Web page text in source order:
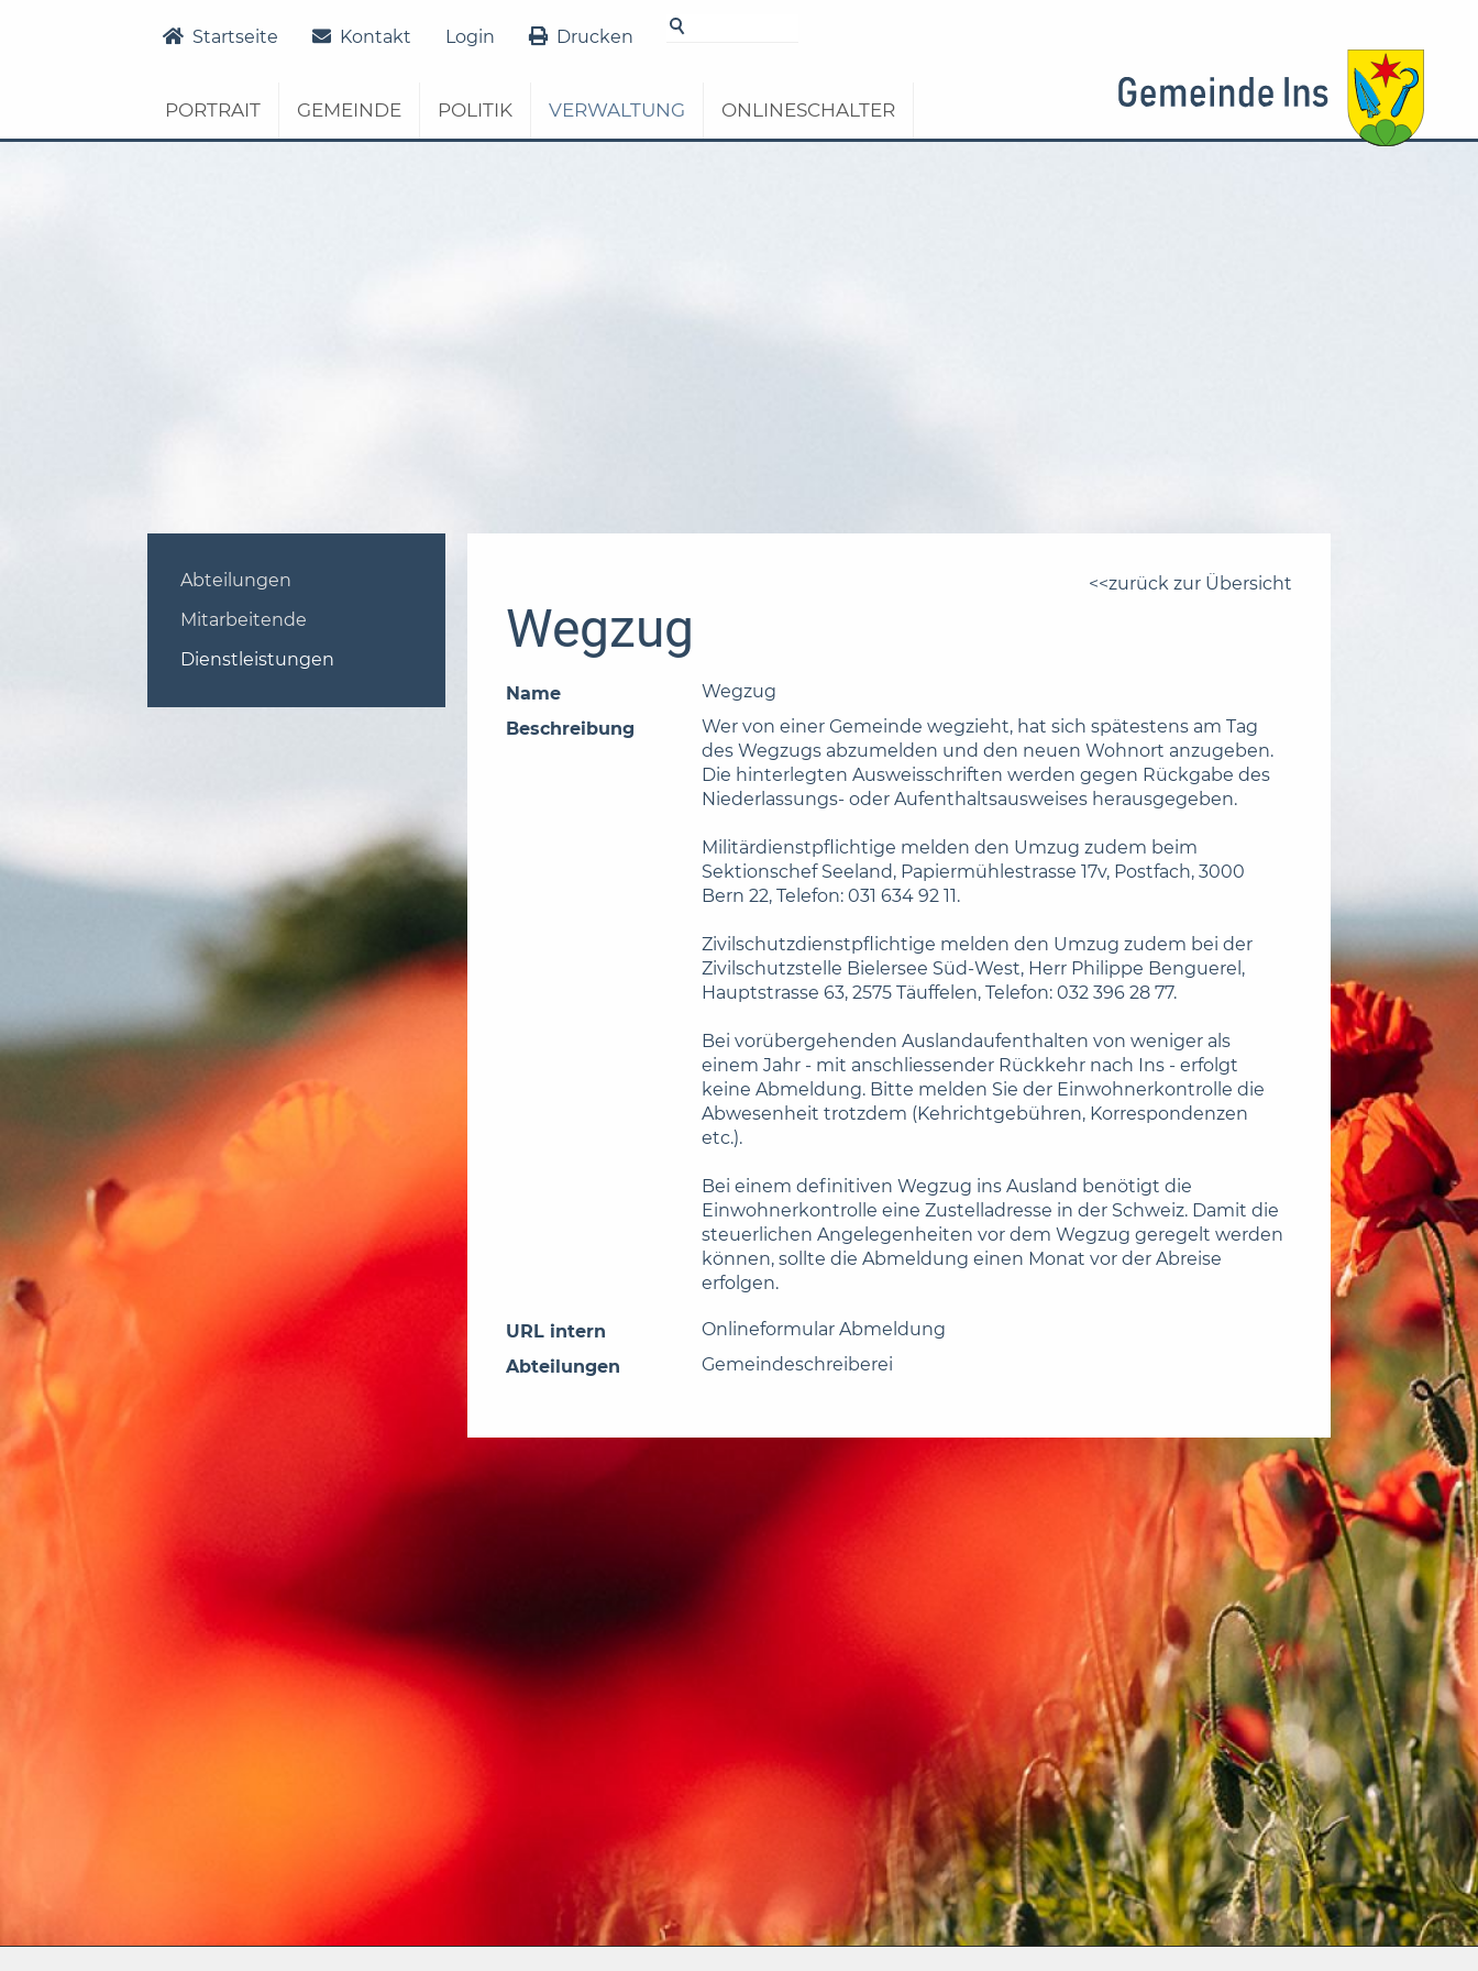
Startseite Kontakt Login Drucken
PORTRAIT GEMEINDE POLITIK VERWALTUNG ONLINESCHALTER
Startseite Details
Abteilungen
Mitarbeitende
Dienstleistungen
zurück zur Übersicht
Wegzug
Name
Wegzug
Beschreibung
Wer von einer Gemeinde wegzieht, hat sich spätestens am Tag
des Wegzugs abzumelden und den neuen Wohnort anzugeben.
Die hinterlegten Ausweisschriften werden gegen Rückgabe des
Niederlassungs- oder Aufenthaltsausweises herausgegeben.
Militärdienstpflichtige melden den Umzug zudem beim
Sektionschef Seeland, Papiermühlestrasse 17v, Postfach, 3000
Bern 22, Telefon: 031 634 92 11.
Zivilschutzdienstpflichtige melden den Umzug zudem bei der
Zivilschutzstelle Bielersee Süd-West, Herr Philippe Benguerel,
Hauptstrasse 63, 2575 Täuffelen, Telefon: 032 396 28 77.
Bei vorübergehenden Auslandaufenthalten von weniger als
einem Jahr - mit anschliessender Rückkehr nach Ins - erfolgt
keine Abmeldung. Bitte melden Sie der Einwohnerkontrolle die
Abwesenheit trotzdem (Kehrichtgebühren, Korrespondenzen
etc.).
Bei einem definitiven Wegzug ins Ausland benötigt die
Einwohnerkontrolle eine Zustelladresse in der Schweiz. Damit die
steuerlichen Angelegenheiten vor dem Wegzug geregelt werden
können, sollte die Abmeldung einen Monat vor der Abreise
erfolgen.
URL intern
Onlineformular Abmeldung
Abteilungen
Gemeindeschreiberei